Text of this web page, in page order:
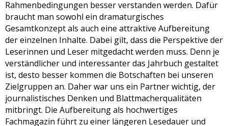
Rahmenbedingungen besser verstanden werden. Dafür
braucht man sowohl ein dramaturgisches
Gesamtkonzept als auch eine attraktive Aufbereitung
der einzelnen Inhalte. Dabei gilt, dass die Perspektive der
Leserinnen und Leser mitgedacht werden muss. Denn je
verständlicher und interessanter das Jahrbuch gestaltet
ist, desto besser kommen die Botschaften bei unseren
Zielgruppen an. Daher war uns ein Partner wichtig, der
journalistisches Denken und Blattmacherqualitäten
mitbringt. Die Aufbereitung als hochwertiges
Fachmagazin führt zu einer längeren Lesedauer und